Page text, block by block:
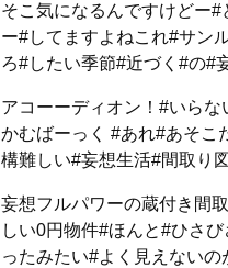
そこ気になるんですけどー#
ー#してますよねこれ#サン
ろ#したい季節#近づく#の#
アコーーディオン！#いらな
かむばーっく #あれ#あそこ
構難しい#妄想生活#間取り図
妄想フルパワーの蔵付き間
しい0円物件#ほんと#ひさ
ったみたい#よく見えないの